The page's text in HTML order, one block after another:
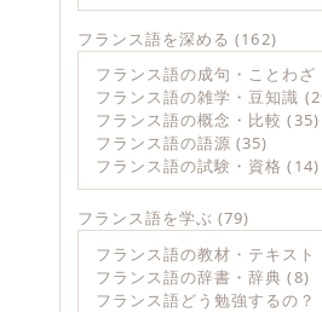
フランス語を深める (162)
フランス語の成句・ことわざ
フランス語の雑学・豆知識
フランス語の概念・比較 (35)
フランス語の語源 (35)
フランス語の試験・資格 (14)
フランス語を学ぶ (79)
フランス語の教材・テキスト
フランス語の辞書・辞典 (8)
フランス語どう勉強するの？